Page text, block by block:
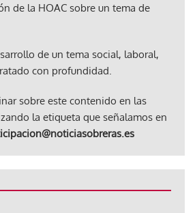
de la HOAC sobre un tema de
de un tema social, laboral,
con profundidad.
sobre este contenido en las
la etiqueta que señalamos en